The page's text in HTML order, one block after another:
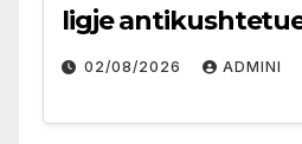
ligje
02/08/2026 ADMINI